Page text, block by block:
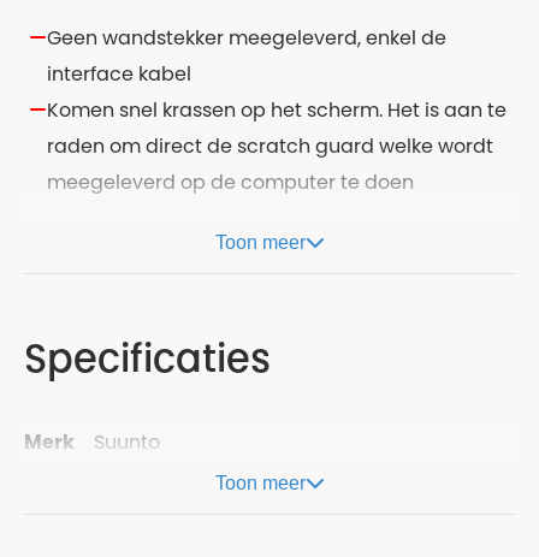
Geen wandstekker meegeleverd, enkel de
interface kabel
Komen snel krassen op het scherm. Het is aan te
raden om direct de scratch guard welke wordt
meegeleverd op de computer te doen
Toon meer
Specificaties
Merk Suunto
Toon meer